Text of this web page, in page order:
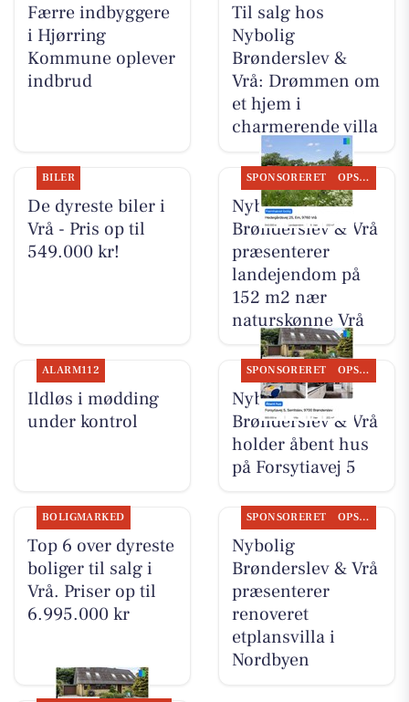
Færre indbyggere
i Hjørring
Kommune oplever
indbrud
Til salg hos
Nybolig
Brønderslev &
Vrå: Drømmen om
et hjem i
charmerende villa
BILER
De dyreste biler i
Vrå - Pris op til
549.000 kr!
SPONSORERET OPSLAGSTAVLEN
Nybolig
Brønderslev & Vrå
præsenterer
landejendom på
152 m2 nær
naturskønne Vrå
ALARM112
Ildløs i mødding
under kontrol
SPONSORERET OPSLAGSTAVLEN
Nybolig
Brønderslev & Vrå
holder åbent hus
på Forsytiavej 5
BOLIGMARKED
Top 6 over dyreste
boliger til salg i
Vrå. Priser op til
6.995.000 kr
SPONSORERET OPSLAGSTAVLEN
Nybolig
Brønderslev & Vrå
præsenterer
renoveret
etplansvilla i
Nordbyen